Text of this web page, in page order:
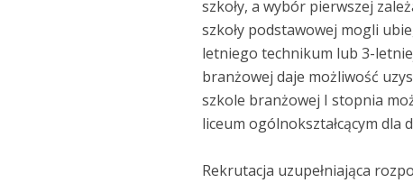
szkoły, a wybór pierwszej
szkoły podstawowej mogli
letniego technikum lub 3-
branżowej daje możliwość
szkole branżowej I stopnia
liceum ogólnokształcącym dla
Rekrutacja uzupełniająca